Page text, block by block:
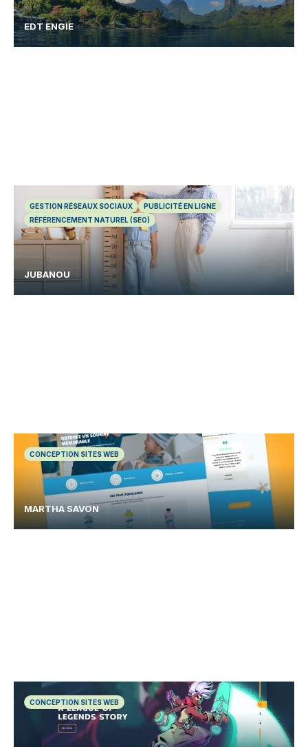
EDT ENGIE
GESTION RÉSEAUX SOCIAUX
PUBLICITÉ EN LIGNE
RÉFÉRENCEMENT NATUREL (SEO)
JUBANOU
CONCEPTION SITES WEB
MARTHA SAVON
CONCEPTION SITES WEB